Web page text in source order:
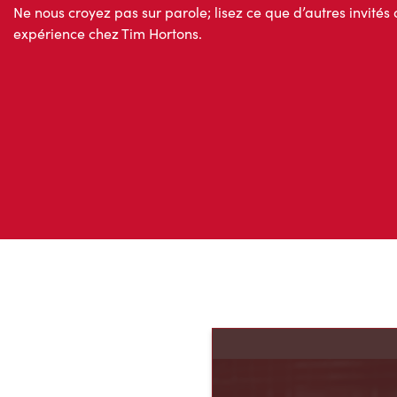
Ne nous croyez pas sur parole; lisez ce que d’autres
expérience chez Tim Hortons.